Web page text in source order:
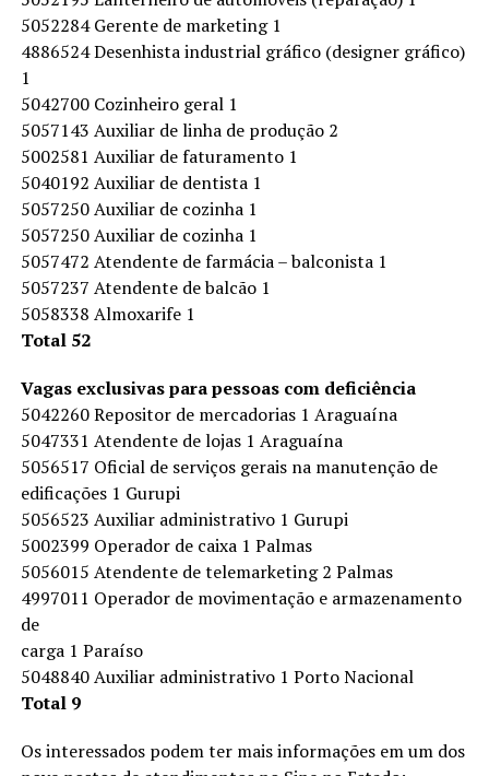
5052284 Gerente de marketing 1
4886524 Desenhista industrial gráfico (designer gráfico)
1
5042700 Cozinheiro geral 1
5057143 Auxiliar de linha de produção 2
5002581 Auxiliar de faturamento 1
5040192 Auxiliar de dentista 1
5057250 Auxiliar de cozinha 1
5057250 Auxiliar de cozinha 1
5057472 Atendente de farmácia – balconista 1
5057237 Atendente de balcão 1
5058338 Almoxarife 1
Total 52
Vagas exclusivas para pessoas com deficiência
5042260 Repositor de mercadorias 1 Araguaína
5047331 Atendente de lojas 1 Araguaína
5056517 Oficial de serviços gerais na manutenção de
edificações 1 Gurupi
5056523 Auxiliar administrativo 1 Gurupi
5002399 Operador de caixa 1 Palmas
5056015 Atendente de telemarketing 2 Palmas
4997011 Operador de movimentação e armazenamento
de
carga 1 Paraíso
5048840 Auxiliar administrativo 1 Porto Nacional
Total 9
Os interessados podem ter mais informações em um dos